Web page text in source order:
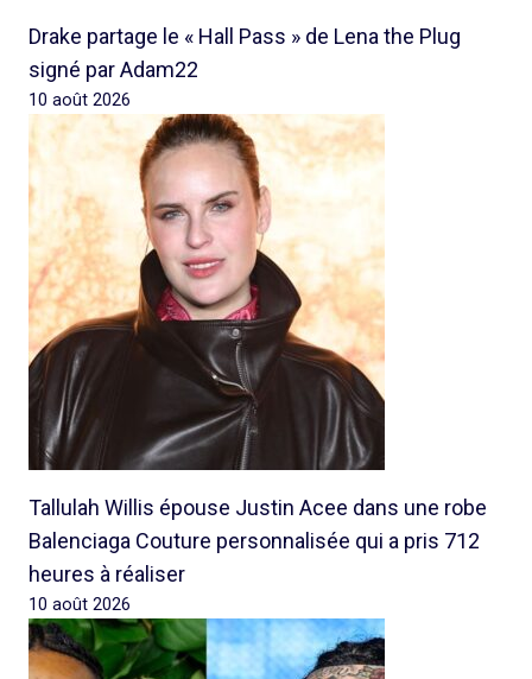
Drake partage le « Hall Pass » de Lena the Plug
signé par Adam22
10 août 2026
Tallulah Willis épouse Justin Acee dans une robe
Balenciaga Couture personnalisée qui a pris 712
heures à réaliser
10 août 2026